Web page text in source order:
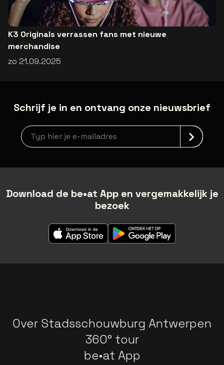
K3 Originals verrassen fans met nieuwe
merchandise
zo 21.09.2025
Schrijf je in en ontvang onze nieuwsbrief
Nieuwsbrief aanmelding
Download de be•at App en vergemakkelijk je
bezoek
Over Stadsschouwburg Antwerpen
360° tour
be•at App